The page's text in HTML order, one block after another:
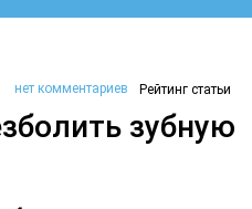
нет комментариев Рейтинг статьи
зубную